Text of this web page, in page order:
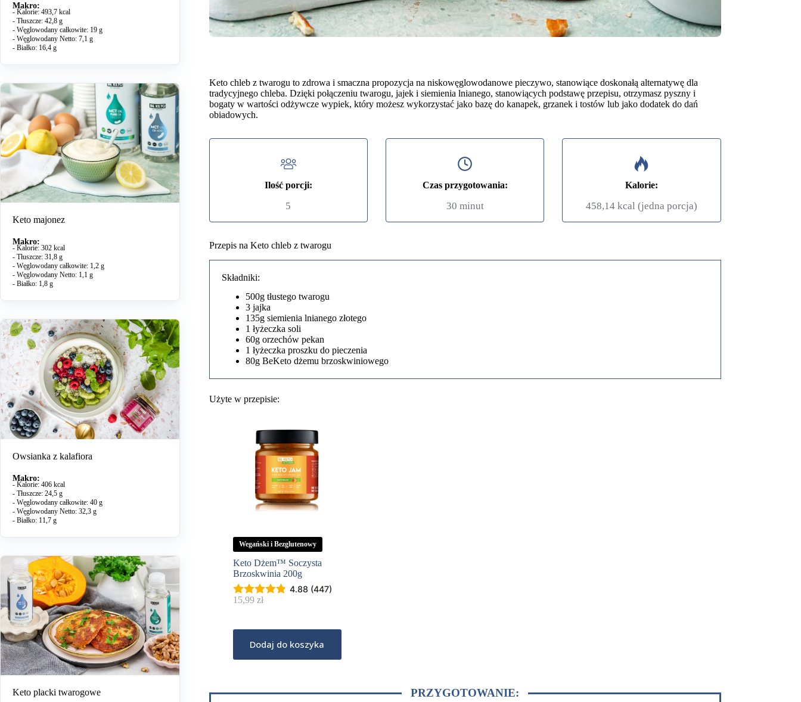
Keto chleb z twarogu to zdrowa i smaczna propozycja na niskowęglowodanowe pieczywo, stanowiące doskonałą alternatywę dla
tradycyjnego chleba. Dzięki połączeniu twarogu, jajek i siemienia lnianego, stanowiących podstawę przepisu, otrzymasz pyszny i
bogaty w wartości odżywcze wypiek, który możesz wykorzystać jako bazę do kanapek, grzanek i tostów lub jako dodatek do dań
obiadowych.
Ilość porcji:
5
Czas przygotowania:
30 minut
Kalorie:
458,14 kcal (jedna porcja)
Przepis na Keto chleb z twarogu
Składniki:
500g tłustego twarogu
3 jajka
135g siemienia lnianego złotego
1 łyżeczka soli
60g orzechów pekan
1 łyżeczka proszku do pieczenia
80g BeKeto dżemu brzoskwiniowego
Użyte w przepisie:
Wegański i Bezglutenowy
Keto Dżem™ Soczysta
Brzoskwinia 200g
4.88 (447)
15,99 zł
Dodaj do koszyka
PRZYGOTOWANIE:
Makro:
- Kalorie: 493,7 kcal
- Tłuszcze: 42,8 g
- Węglowodany całkowite: 19 g
- Węglowodany Netto: 7,1 g
- Białko: 16,4 g
Keto majonez
Makro:
- Kalorie: 302 kcal
- Tłuszcze: 31,8 g
- Węglowodany całkowite: 1,2 g
- Węglowodany Netto: 1,1 g
- Białko: 1,8 g
Owsianka z kalafiora
Makro:
- Kalorie: 406 kcal
- Tłuszcze: 24,5 g
- Węglowodany całkowite: 40 g
- Węglowodany Netto: 32,3 g
- Białko: 11,7 g
Keto placki twarogowe